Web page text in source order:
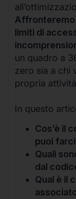
Affronteremo
limiti di
un quadro a
zero sia a chi
propria
In questo
Cos’è il
puoi farci
Quali
dal
Qual è il